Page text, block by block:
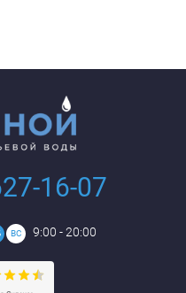
16-07
ВС 9:00 - 20:00